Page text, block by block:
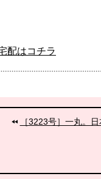
配はコチラ
［3223号］一丸。